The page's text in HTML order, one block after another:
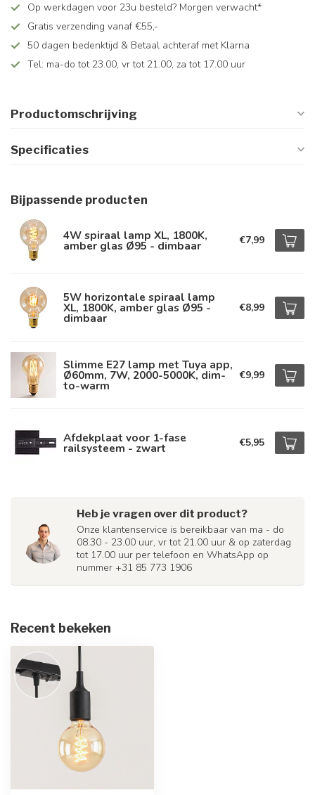
Op werkdagen voor 23u besteld? Morgen verwacht*
Gratis verzending vanaf €55,-
50 dagen bedenktijd & Betaal achteraf met Klarna
Tel: ma-do tot 23.00, vr tot 21.00, za tot 17.00 uur
Productomschrijving
Specificaties
Bijpassende producten
4W spiraal lamp XL, 1800K,
amber glas Ø95 - dimbaar €7,99
5W horizontale spiraal lamp
XL, 1800K, amber glas Ø95 -
dimbaar
€8,99
Slimme E27 lamp met Tuya app,
Ø60mm, 7W, 2000-5000K, dim-
to-warm
€9,99
Afdekplaat voor 1-fase
railsysteem - zwart €5,95
Heb je vragen over dit product?
Onze klantenservice is bereikbaar van ma - do
08.30 - 23.00 uur, vr tot 21.00 uur & op zaterdag
tot 17.00 uur per telefoon en WhatsApp op
nummer +31 85 773 1906
Recent bekeken